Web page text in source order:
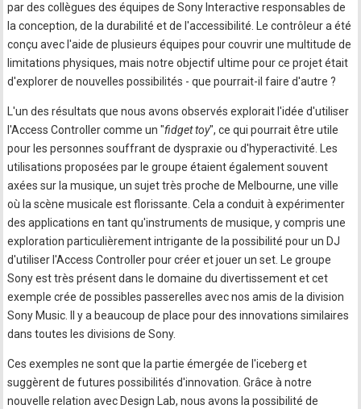
par des collègues des équipes de Sony Interactive responsables de
la conception, de la durabilité et de l'accessibilité. Le contrôleur a été
conçu avec l'aide de plusieurs équipes pour couvrir une multitude de
limitations physiques, mais notre objectif ultime pour ce projet était
d'explorer de nouvelles possibilités - que pourrait-il faire d'autre ?
L'un des résultats que nous avons observés explorait l'idée d'utiliser
l'Access Controller comme un "fidget toy", ce qui pourrait être utile
pour les personnes souffrant de dyspraxie ou d'hyperactivité. Les
utilisations proposées par le groupe étaient également souvent
axées sur la musique, un sujet très proche de Melbourne, une ville
où la scène musicale est florissante. Cela a conduit à expérimenter
des applications en tant qu'instruments de musique, y compris une
exploration particulièrement intrigante de la possibilité pour un DJ
d'utiliser l'Access Controller pour créer et jouer un set. Le groupe
Sony est très présent dans le domaine du divertissement et cet
exemple crée de possibles passerelles avec nos amis de la division
Sony Music. Il y a beaucoup de place pour des innovations similaires
dans toutes les divisions de Sony.
Ces exemples ne sont que la partie émergée de l'iceberg et
suggèrent de futures possibilités d'innovation. Grâce à notre
nouvelle relation avec Design Lab, nous avons la possibilité de